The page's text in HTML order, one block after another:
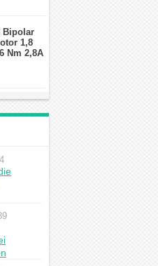
Bipolar
1,8
Nm 2,8A